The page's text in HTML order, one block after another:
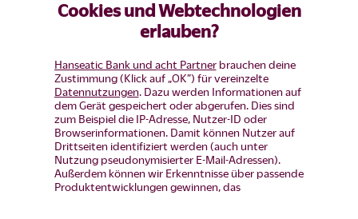
Cookies und Webtechnologien
erlauben?
Hanseatic Bank und acht Partnerbrauchen deine
Zustimmung (Klick auf „OK”) für vereinzelte
Datennutzungen. Dazu werden Informationen auf
dem Gerät gespeichert oder abgerufen. Dies sind
zum Beispiel die IP-Adresse, Nutzer-ID oder
Browserinformationen. Damit können Nutzer auf
Drittseiten identifiziert werden (auch unter
Nutzung pseudonymisierter E-Mail-Adressen).
Außerdem können wir Erkenntnisse über passende
Produktentwicklungen gewinnen, das
Produkte